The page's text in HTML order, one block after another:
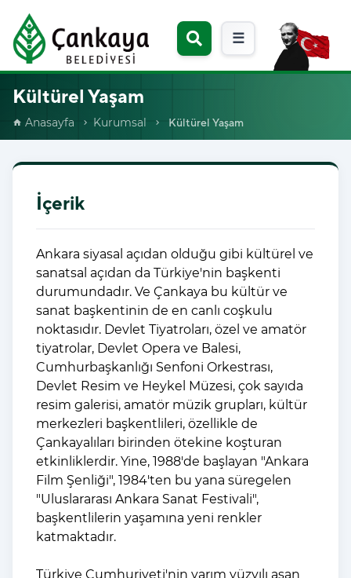
☰
Kültürel Yaşam
home Anasayfa chevron_right Kurumsal chevron_right Kültürel Yaşam
İçerik
Ankara siyasal açıdan olduğu gibi kültürel ve
sanatsal açıdan da Türkiye'nin başkenti
durumundadır. Ve Çankaya bu kültür ve
sanat başkentinin de en canlı coşkulu
noktasıdır. Devlet Tiyatroları, özel ve amatör
tiyatrolar, Devlet Opera ve Balesi,
Cumhurbaşkanlığı Senfoni Orkestrası,
Devlet Resim ve Heykel Müzesi, çok sayıda
resim galerisi, amatör müzik grupları, kültür
merkezleri başkentlileri, özellikle de
Çankayalıları birinden ötekine koşturan
etkinliklerdir. Yine, 1988'de başlayan "Ankara
Film Şenliği", 1984'ten bu yana süregelen
"Uluslararası Ankara Sanat Festivali",
başkentlilerin yaşamına yeni renkler
katmaktadır.
Türkiye Cumhuriyeti'nin yarım yüzyılı aşan